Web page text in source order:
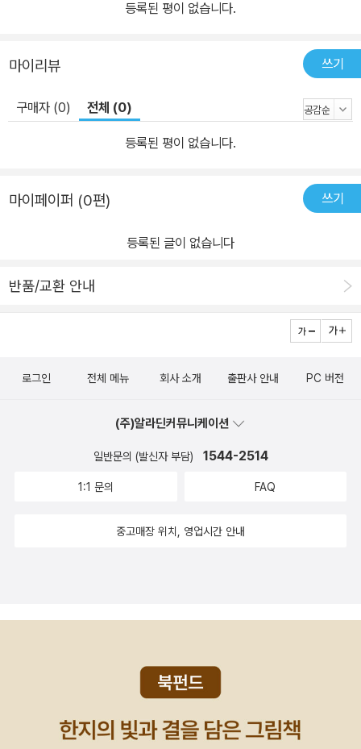
등록된 평이 없습니다.
마이리뷰 쓰기
구매자 (0) 전체 (0)
등록된 평이 없습니다.
마이페이퍼 (0편) 쓰기
등록된 글이 없습니다
반품/교환 안내
로그인 전체 메뉴 회사 소개 출판사 안내 PC 버전
(주)알라딘커뮤니케이션
일반문의 (발신자 부담) 1544-2514
1:1 문의 FAQ
중고매장 위치, 영업시간 안내